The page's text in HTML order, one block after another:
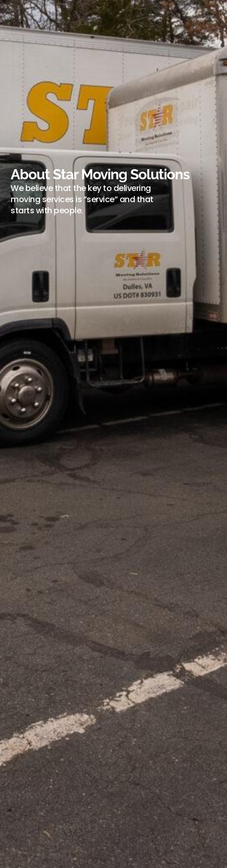
About Star Moving Solutions
We believe that the key to delivering
moving services is ”service” and that
starts with people.